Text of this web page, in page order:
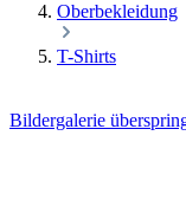
Oberbekleidung
T-Shirts
Bildergalerie